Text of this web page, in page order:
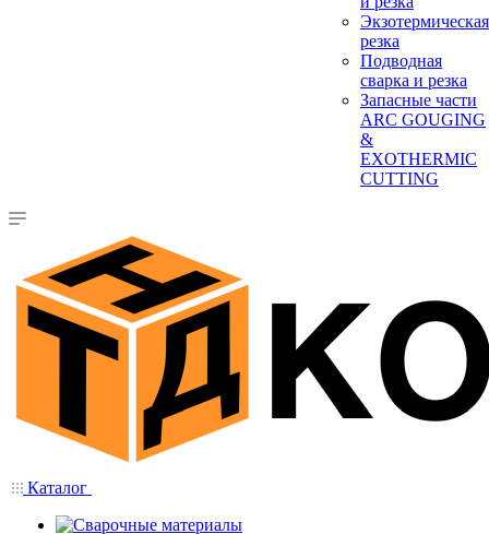
Экзотермическая
резка
Подводная
сварка и резка
Запасные части
ARC GOUGING
&
EXOTHERMIC
CUTTING
Каталог